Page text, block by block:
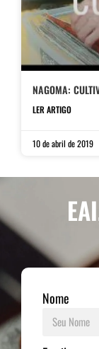
NAGOMA:
LER ARTIGO
10 de abril de 2019
Nome